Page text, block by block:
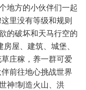
地方的小伙伴们一起
里没有等级和规则
的破坏和天马行空的
屋、建筑、城堡、
庄稼，养一群可爱
前往地心挑战世界
神!制造火山、洪